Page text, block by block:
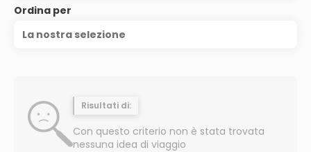
Ordina per
La nostra selezione
Risultati di:
Con questo criterio non è stata trovata
nessuna idea di viaggio